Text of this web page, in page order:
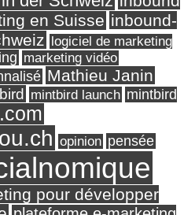
en Suisse inbound-
logiciel de marketing
marketing vidéo
Mathieu Janin
mintbird launch mintbird
opinion pensée
pour développer